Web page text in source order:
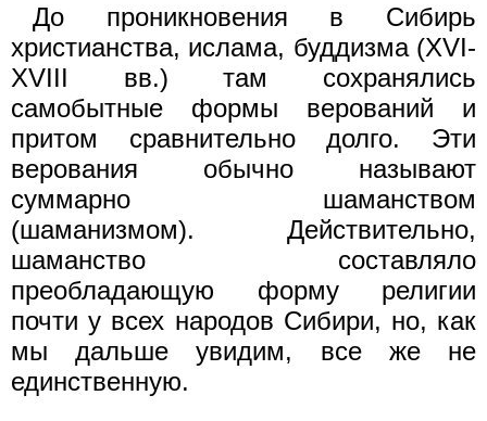
До проникновения в Сибирь
христианства, ислама, буддизма (XVI-
XVIII вв.) там сохранялись
самобытные формы верований и
притом сравнительно долго. Эти
верования обычно называют
суммарно шаманством
(шаманизмом). Действительно,
шаманство составляло
преобладающую форму религии
почти у всех народов Сибири, но, как
мы дальше увидим, все же не
единственную.